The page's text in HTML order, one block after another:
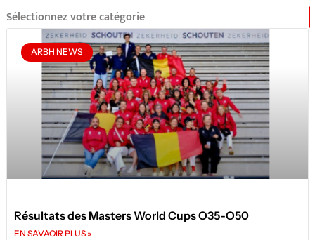
Sélectionnez votre catégorie
ARBH NEWS
Résultats des Masters World Cups O35-O50
EN SAVAOIR PLUS »